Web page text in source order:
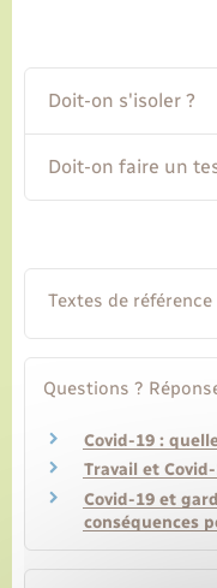
Transports
Voirie et espace
Doit-on s'isoler ?
Doit-on faire un
Textes de référence
Questions ?
Covid-19 :
Travail et
Covid-19 et
conséquences